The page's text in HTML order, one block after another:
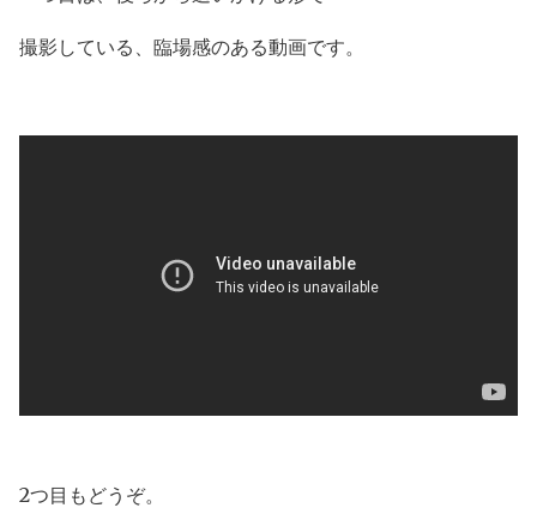
撮影している、臨場感のある動画です。
2つ目もどうぞ。